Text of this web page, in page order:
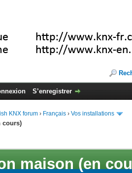
S’enregistrer
KNX forum › Français › Vos installations
cours)
maison (en